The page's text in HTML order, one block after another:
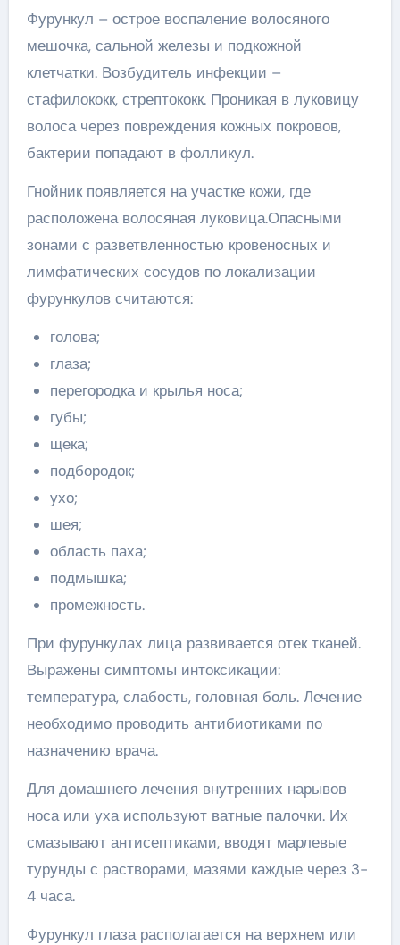
Фурункул – острое воспаление волосяного
мешочка, сальной железы и подкожной
клетчатки. Возбудитель инфекции –
стафилококк, стрептококк. Проникая в луковицу
волоса через повреждения кожных покровов,
бактерии попадают в фолликул.
Гнойник появляется на участке кожи, где
расположена волосяная луковица.Опасными
зонами с разветвленностью кровеносных и
лимфатических сосудов по локализации
фурункулов считаются:
голова;
глаза;
перегородка и крылья носа;
губы;
щека;
подбородок;
ухо;
шея;
область паха;
подмышка;
промежность.
При фурункулах лица развивается отек тканей.
Выражены симптомы интоксикации:
температура, слабость, головная боль. Лечение
необходимо проводить антибиотиками по
назначению врача.
Для домашнего лечения внутренних нарывов
носа или уха используют ватные палочки. Их
смазывают антисептиками, вводят марлевые
турунды с растворами, мазями каждые через 3-
4 часа.
Фурункул глаза располагается на верхнем или